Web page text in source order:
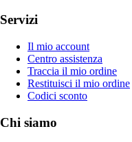
Servizi
Il mio account
Centro assistenza
Traccia il mio ordine
Restituisci il mio ordine
Codici sconto
Chi siamo